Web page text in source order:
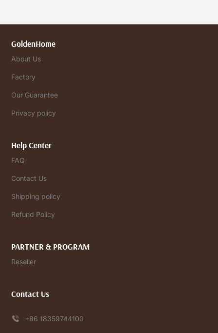
GoldenHome
About Us
Factory
Our Guarantee
Privacy policy
Help Center
FAQ
Contact Us
Shipping policy
Refund Policy
PARTNER & PROGRAM
Reseller
Contact Us
+86 18359744100